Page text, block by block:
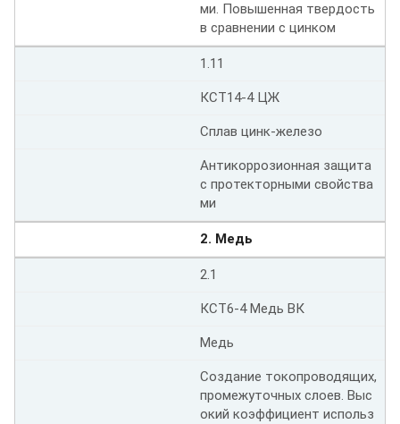
ми. Повышенная твердость
в сравнении с цинком
1.11
КСТ14-4 ЦЖ
Сплав цинк-железо
Антикоррозионная защита
с протекторными свойства
ми
2. Медь
2.1
КСТ6-4 Медь ВК
Медь
Создание токопроводящих,
промежуточных слоев. Выс
окий коэффициент использ